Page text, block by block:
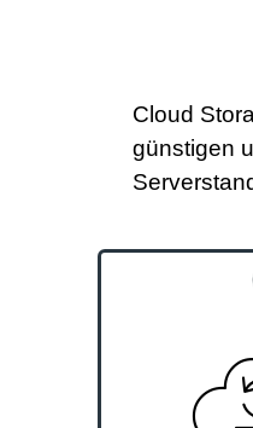
Cloud
günstigen